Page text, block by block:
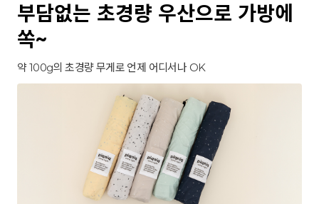
부담없는 초경량 우산으로 가방에
쏙~
약 100g의 초경량 무게로 언제 어디서나 OK